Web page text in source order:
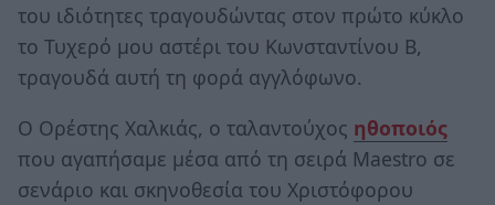
του ιδιότητες τραγουδώντας στον πρώτο κύκλο
το Τυχερό μου αστέρι του Κωνσταντίνου Β,
τραγουδά αυτή τη φορά αγγλόφωνο.
Ο Ορέστης Χαλκιάς, ο ταλαντούχος ηθοποιός
που αγαπήσαμε μέσα από τη σειρά Maestro σε
σενάριο και σκηνοθεσία του Χριστόφορου